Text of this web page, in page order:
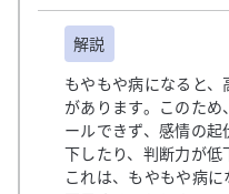
解説
もやもや病になると
があります。このた
ールできず、感情の
下したり、判断力が低
これは、もやもや病